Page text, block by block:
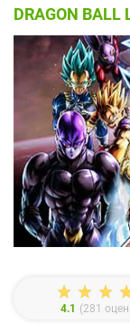
DRAGON BALL
4.1 (281